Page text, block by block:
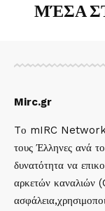
ΜΈΣΑ
Mirc.gr
Tο mIRC Network
τους Έλληνες ανά
δυνατότητα να
αρκετών καναλιών